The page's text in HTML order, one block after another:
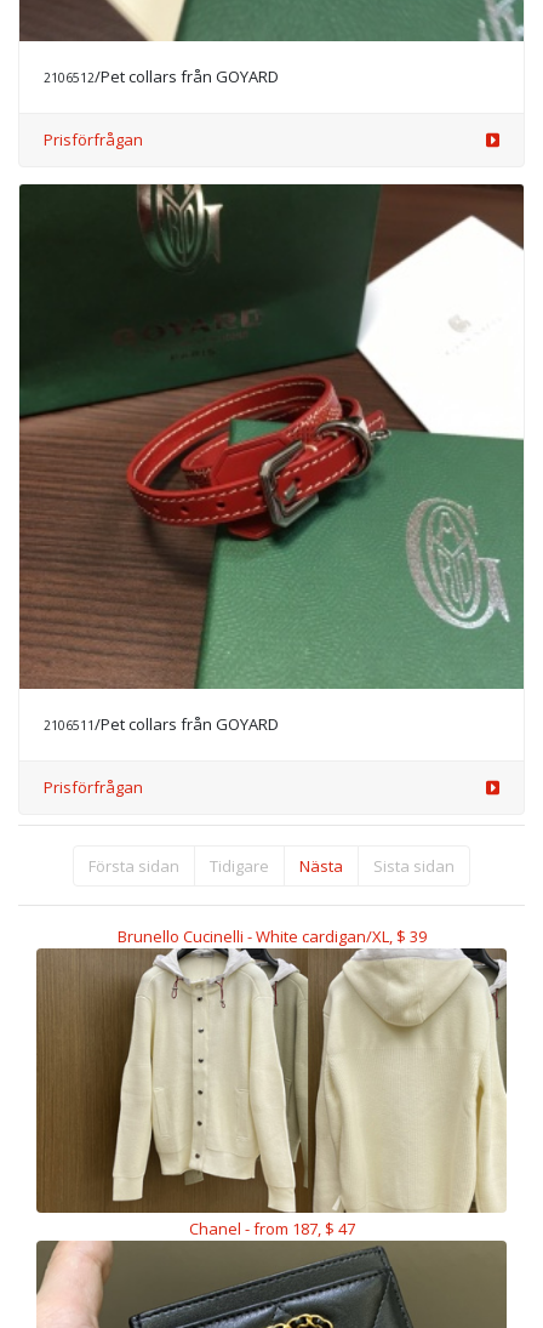
2106512/Pet collars från GOYARD
Prisförfrågan
2106511/Pet collars från GOYARD
Prisförfrågan
Första sidan Tidigare Nästa Sista sidan
Brunello Cucinelli - White cardigan/XL, $ 39
Chanel - from 187, $ 47